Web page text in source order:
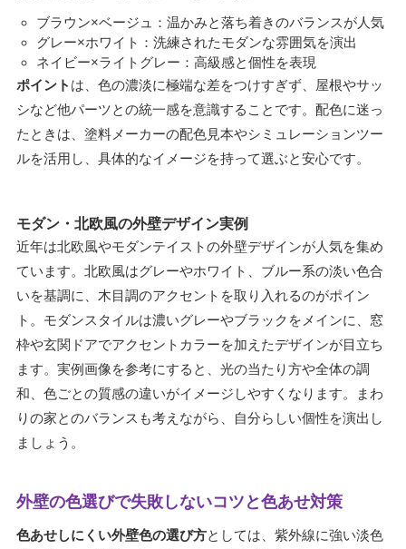
ブラウン×ベージュ：温かみと落ち着きのバランスが人気
グレー×ホワイト：洗練されたモダンな雰囲気を演出
ネイビー×ライトグレー：高級感と個性を表現
ポイント は、色の濃淡に極端な差をつけすぎず、屋根やサッ
シなど他パーツとの統一感を意識することです。配色に迷っ
たときは、塗料メーカーの配色見本やシミュレーションツー
ルを活用し、具体的なイメージを持って選ぶと安心です。
モダン・北欧風の外壁デザイン実例
近年は北欧風やモダンテイストの外壁デザインが人気を集め
ています。北欧風はグレーやホワイト、ブルー系の淡い色合
いを基調に、木目調のアクセントを取り入れるのがポイン
ト。モダンスタイルは濃いグレーやブラックをメインに、窓
枠や玄関ドアでアクセントカラーを加えたデザインが目立ち
ます。実例画像を参考にすると、光の当たり方や全体の調
和、色ごとの質感の違いがイメージしやすくなります。まわ
りの家とのバランスも考えながら、自分らしい個性を演出し
ましょう。
外壁の色選びで失敗しないコツと色あせ対策
色あせしにくい外壁色の選び方としては、紫外線に強い淡色